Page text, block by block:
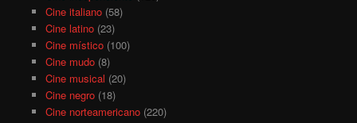
Cine italiano(58)
Cine latino(23)
Cine místico(100)
Cine mudo(8)
Cine musical (20)
Cine negro(18)
Cine norteamericano(220)